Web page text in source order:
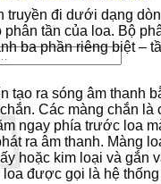
truyền đi dưới dạng
phân tần của loa. Bộ
ba phần riêng biệt –
tạo ra sóng âm thanh
Các màng chắn là
ngay phía trước loa
ra âm thanh. Màng
hoặc kim loại và gắn
loa được gọi là hệ thống